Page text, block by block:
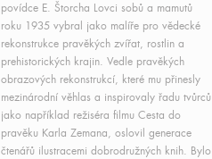
povídce E. Štorcha Lovci sobů a mamutů
roku 1935 vybral jako malíře pro vědecké
rekonstrukce pravěkých zvířat, rostlin a
prehistorických krajin. Vedle pravěkých
obrazových rekonstrukcí, které mu přinesly
mezinárodní věhlas a inspirovaly řadu tvůrců
jako například režiséra filmu Cesta do
pravěku Karla Zemana, oslovil generace
čtenářů ilustracemi dobrodružných knih. Bylo